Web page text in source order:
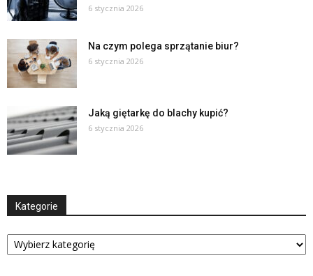
6 stycznia 2026
Na czym polega sprzątanie biur?
6 stycznia 2026
Jaką giętarkę do blachy kupić?
6 stycznia 2026
Kategorie
Kategorie